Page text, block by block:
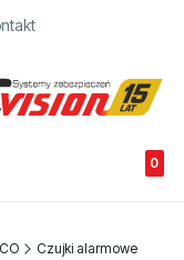
Czujki alarmowe